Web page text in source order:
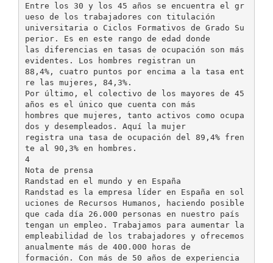
Entre los 30 y los 45 años se encuentra el gr
ueso de los trabajadores con titulación
universitaria o Ciclos Formativos de Grado Su
perior. Es en este rango de edad donde
las diferencias en tasas de ocupación son más
evidentes. Los hombres registran un
88,4%, cuatro puntos por encima a la tasa ent
re las mujeres, 84,3%.
Por último, el colectivo de los mayores de 45
años es el único que cuenta con más
hombres que mujeres, tanto activos como ocupa
dos y desempleados. Aquí la mujer
registra una tasa de ocupación del 89,4% fren
te al 90,3% en hombres.
4
Nota de prensa
Randstad en el mundo y en España
Randstad es la empresa líder en España en sol
uciones de Recursos Humanos, haciendo posible
que cada día 26.000 personas en nuestro país
tengan un empleo. Trabajamos para aumentar la
empleabilidad de los trabajadores y ofrecemos
anualmente más de 400.000 horas de
formación. Con más de 50 años de experiencia